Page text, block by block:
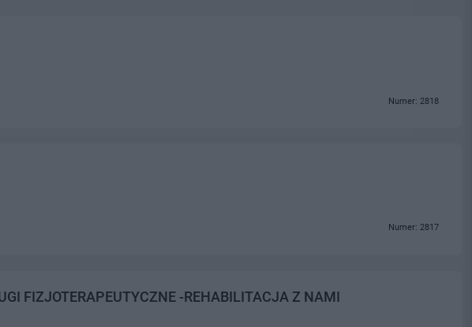
Numer: 2818
Numer: 2817
FIZJOTERAPEUTYCZNE -REHABILITACJA Z NAMI